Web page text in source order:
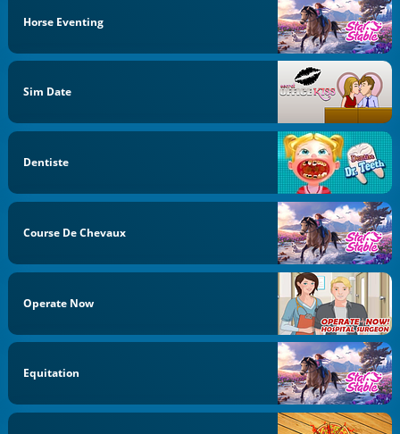
Horse Eventing
Sim Date
Dentiste
Course De Chevaux
Operate Now
Equitation